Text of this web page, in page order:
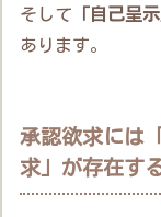
そして 「自己呈
あります。
承認欲求には
求」が存在す